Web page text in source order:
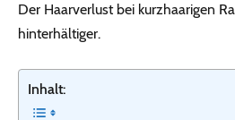
Der Haarverlust bei kurzhaarigen
hinterhältiger.
Inhalt: